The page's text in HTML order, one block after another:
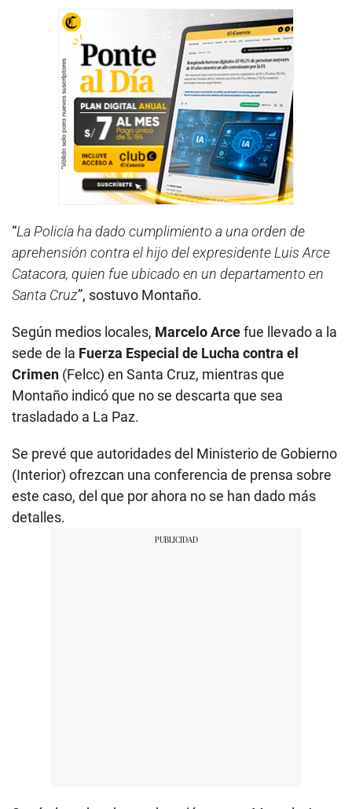
“La Policía ha dado cumplimiento a una orden de
aprehensión contra el hijo del expresidente Luis Arce
Catacora, quien fue ubicado en un departamento en
Santa Cruz”, sostuvo Montaño.
Según medios locales, Marcelo Arcefue llevado a la
sede de la Fuerza Especial de Lucha contra el
Crimen (Felcc) en Santa Cruz, mientras que
Montaño indicó que no se descarta que sea
trasladado a La Paz.
Se prevé que autoridades del Ministerio de Gobierno
(Interior) ofrezcan una conferencia de prensa sobre
este caso, del que por ahora no se han dado más
detalles.